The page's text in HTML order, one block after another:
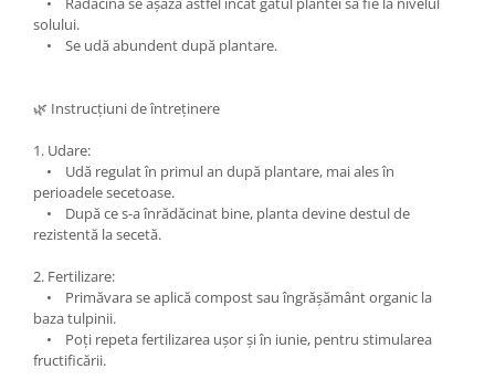
solului.
• Se udă abundent după plantare.
🌿 Instrucțiuni de întreținere
1. Udare:
• Udă regulat în primul an după plantare, mai ales în
perioadele secetoase.
• După ce s-a înrădăcinat bine, planta devine destul de
rezistentă la secetă.
2. Fertilizare:
• Primăvara se aplică compost sau îngrășământ organic la
baza tulpinii.
• Poți repeta fertilizarea ușor și în iunie, pentru stimularea
fructificării.